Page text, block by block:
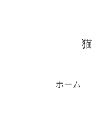
ホーム